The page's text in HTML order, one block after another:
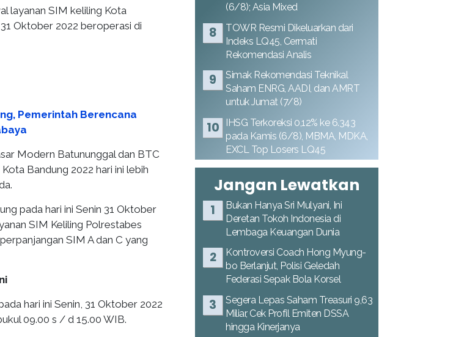
layanan SIM keliling Kota
Oktober 2022 beroperasi di
Pemerintah Berencana
Modern Batununggal dan BTC
Bandung 2022 hari ini lebih
pada hari ini Senin 31 Oktober
SIM Keliling Polrestabes
SIM A dan C yang
hari ini Senin, 31 Oktober 2022
09.00 s / d 15.00 WIB.
(6/8); Asia Mixed
TOWR Resmi Dikeluarkan dari
Indeks LQ45, Cermati
Rekomendasi Analis
Simak Rekomendasi Teknikal
Saham ENRG, AADI, dan AMRT
untuk Jumat (7/8)
IHSG Terkoreksi 0,12% ke 6.343
pada Kamis (6/8), MBMA, MDKA,
EXCL Top Losers LQ45
Jangan Lewatkan
Bukan Hanya Sri Mulyani, Ini
Deretan Tokoh Indonesia di
Lembaga Keuangan Dunia
Kontroversi Coach Hong Myung-
bo Berlanjut, Polisi Geledah
Federasi Sepak Bola Korsel
Segera Lepas Saham Treasuri 9,63
Miliar, Cek Profil Emiten DSSA
hingga Kinerjanya